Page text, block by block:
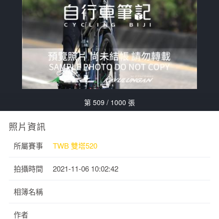
第 509 / 1000 張
照片資訊
所屬賽事 TWB 雙塔520
拍攝時間 2021-11-06 10:02:42
相簿名稱
作者